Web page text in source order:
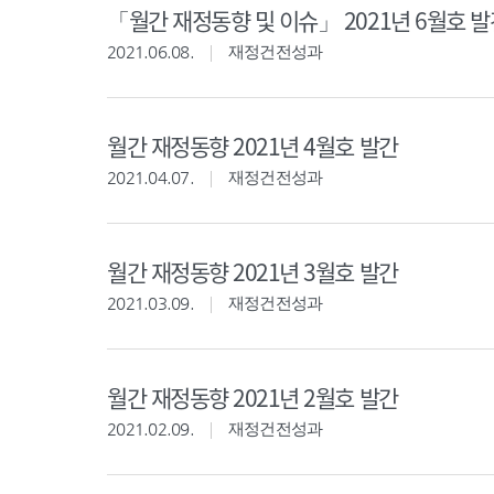
「월간 재정동향 및 이슈」 2021년 6월호
2021.06.08. 재정건전성과
월간 재정동향 2021년 4월호 발간
2021.04.07. 재정건전성과
월간 재정동향 2021년 3월호 발간
2021.03.09. 재정건전성과
월간 재정동향 2021년 2월호 발간
2021.02.09. 재정건전성과